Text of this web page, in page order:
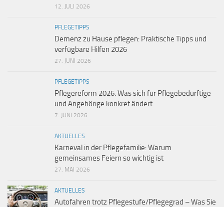
12. JULI 2026
PFLEGETIPPS
Demenz zu Hause pflegen: Praktische Tipps und
verfügbare Hilfen 2026
27. JUNI 2026
PFLEGETIPPS
Pflegereform 2026: Was sich für Pflegebedürftige
und Angehörige konkret ändert
7. JUNI 2026
AKTUELLES
Karneval in der Pflegefamilie: Warum
gemeinsames Feiern so wichtig ist
27. MAI 2026
AKTUELLES
Autofahren trotz Pflegestufe/Pflegegrad – Was Sie